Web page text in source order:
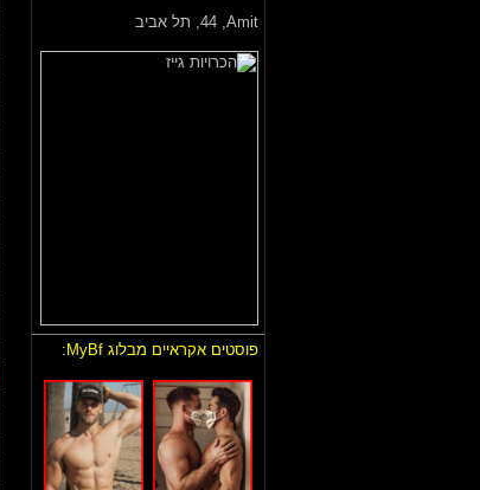
Amit, 44, תל אביב
פוסטים אקראיים מבלוג MyBf: